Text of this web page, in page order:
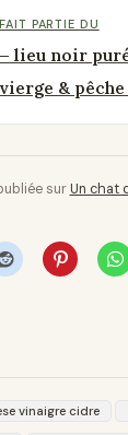
PARTIE DU
lieu noir
&
surUn chat
vinaigre cidre